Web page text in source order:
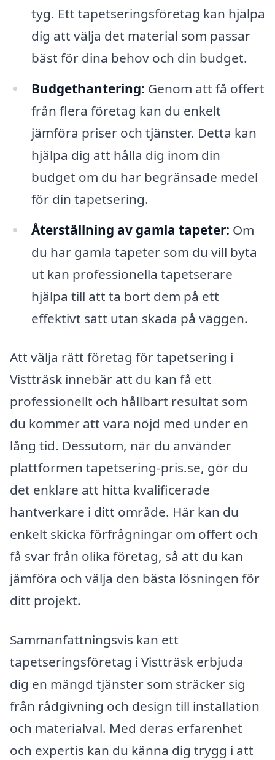
tyg. Ett tapetseringsföretag kan hjälpa
dig att välja det material som passar
bäst för dina behov och din budget.
Budgethantering: Genom att få offert
från flera företag kan du enkelt
jämföra priser och tjänster. Detta kan
hjälpa dig att hålla dig inom din
budget om du har begränsade medel
för din tapetsering.
Återställning av gamla tapeter: Om
du har gamla tapeter som du vill byta
ut kan professionella tapetserare
hjälpa till att ta bort dem på ett
effektivt sätt utan skada på väggen.
Att välja rätt företag för tapetsering i
Vistträsk innebär att du kan få ett
professionellt och hållbart resultat som
du kommer att vara nöjd med under en
lång tid. Dessutom, när du använder
plattformen tapetsering-pris.se, gör du
det enklare att hitta kvalificerade
hantverkare i ditt område. Här kan du
enkelt skicka förfrågningar om offert och
få svar från olika företag, så att du kan
jämföra och välja den bästa lösningen för
ditt projekt.
Sammanfattningsvis kan ett
tapetseringsföretag i Vistträsk erbjuda
dig en mängd tjänster som sträcker sig
från rådgivning och design till installation
och materialval. Med deras erfarenhet
och expertis kan du känna dig trygg i att